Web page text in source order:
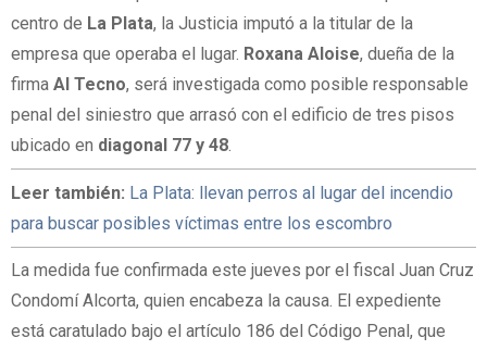
centro de La Plata, la Justicia imputó a la titular de la
empresa que operaba el lugar. Roxana Aloise, dueña de la
firma Al Tecno, será investigada como posible responsable
penal del siniestro que arrasó con el edificio de tres pisos
ubicado en diagonal 77 y 48.
Leer también: La Plata: llevan perros al lugar del incendio
para buscar posibles víctimas entre los escombro
La medida fue confirmada este jueves por el fiscal Juan Cruz
Condomí Alcorta, quien encabeza la causa. El expediente
está caratulado bajo el artículo 186 del Código Penal, que